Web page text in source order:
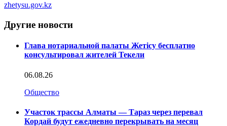
zhetysu.gov.kz
Другие новости
Глава нотариальной палаты Жетісу бесплатно
консультировал жителей Текели
06.08.26
Общество
Участок трассы Алматы — Тараз через перевал
Кордай будут ежедневно перекрывать на месяц